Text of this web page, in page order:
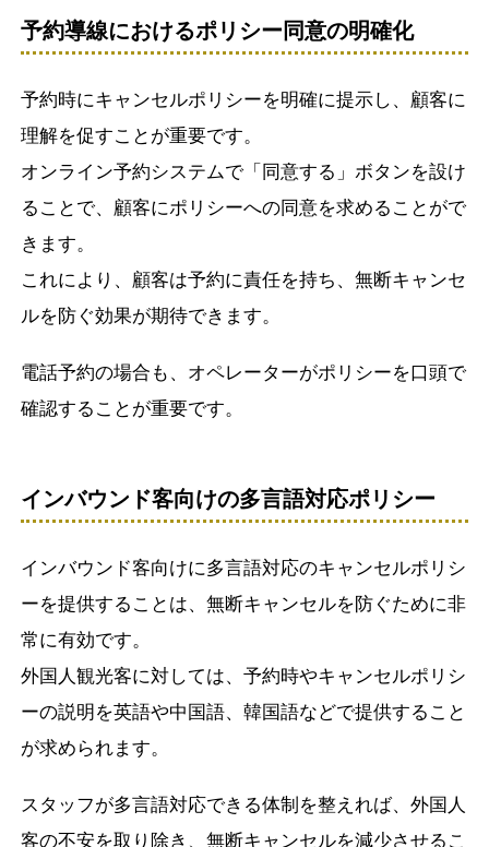
予約導線におけるポリシー同意の明確化
予約時にキャンセルポリシーを明確に提示し、顧客に
理解を促すことが重要です。
オンライン予約システムで「同意する」ボタンを設け
ることで、顧客にポリシーへの同意を求めることがで
きます。
これにより、顧客は予約に責任を持ち、無断キャンセ
ルを防ぐ効果が期待できます。
電話予約の場合も、オペレーターがポリシーを口頭で
確認することが重要です。
インバウンド客向けの多言語対応ポリシー
インバウンド客向けに多言語対応のキャンセルポリシ
ーを提供することは、無断キャンセルを防ぐために非
常に有効です。
外国人観光客に対しては、予約時やキャンセルポリシ
ーの説明を英語や中国語、韓国語などで提供すること
が求められます。
スタッフが多言語対応できる体制を整えれば、外国人
客の不安を取り除き、無断キャンセルを減少させるこ